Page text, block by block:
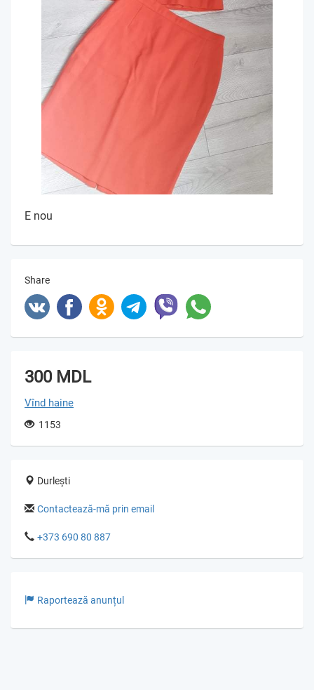
E nou
Share
300 MDL
Vînd haine
1153
Durlești
Contactează-mă prin email
+373 690 80 887
Raportează anunțul